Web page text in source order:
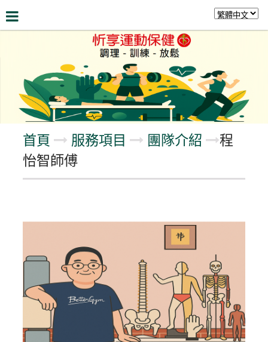
最新資訊 服務項目
首頁 服務項目 團隊介紹
程
怡智師傅